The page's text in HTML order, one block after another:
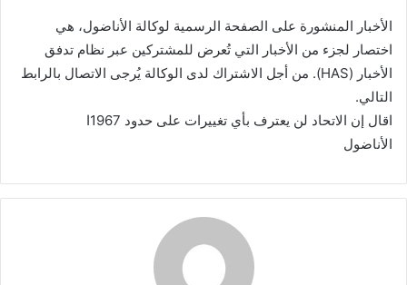
الأخبار المنشورة على الصفحة الرسمية لوكالة الأناضول، هي
اختصار لجزء من الأخبار التي تُعرض للمشتركين عبر نظام تدفق
الأخبار (HAS). من أجل الاشتراك لدى الوكالة يُرجى الاتصال بالرابط
التالي.
اقال إن الاتحاد لن يعترف بأي تغييرات على حدود 1967ا
الأناضول